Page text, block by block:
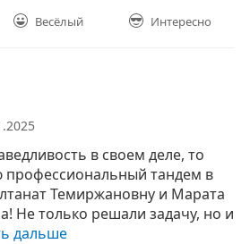
Весёлый Интересно
в своем деле, то
профессиональный тандем в
Темиржановну и Марата
Не только решали задачу, но и
дальше